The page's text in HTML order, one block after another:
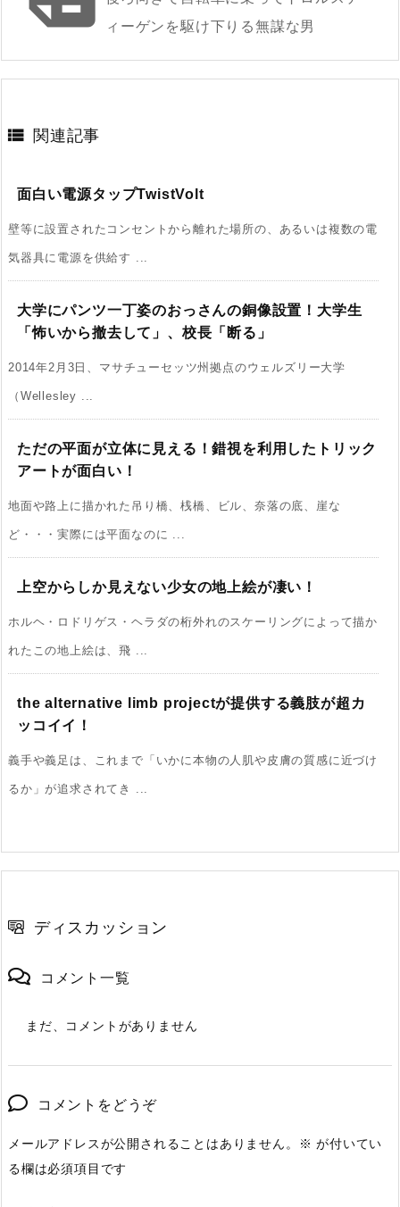
ィーゲンを駆け下りる無謀な男
 関連記事
面白い電源タップTwistVolt
壁等に設置されたコンセントから離れた場所の、あるいは複数の電
気器具に電源を供給す ...
大学にパンツ一丁姿のおっさんの銅像設置！大学生
「怖いから撤去して」、校長「断る」
2014年2月3日、マサチューセッツ州拠点のウェルズリー大学
（Wellesley ...
ただの平面が立体に見える！錯視を利用したトリック
アートが面白い！
地面や路上に描かれた吊り橋、桟橋、ビル、奈落の底、崖な
ど・・・実際には平面なのに ...
上空からしか見えない少女の地上絵が凄い！
ホルヘ・ロドリゲス・ヘラダの桁外れのスケーリングによって描か
れたこの地上絵は、飛 ...
the alternative limb projectが提供する義肢が超カ
ッコイイ！
義手や義足は、これまで「いかに本物の人肌や皮膚の質感に近づけ
るか」が追求されてき ...
ディスカッション
コメント一覧
まだ、コメントがありません
コメントをどうぞ
メールアドレスが公開されることはありません。 ※ が付いてい
る欄は必須項目です